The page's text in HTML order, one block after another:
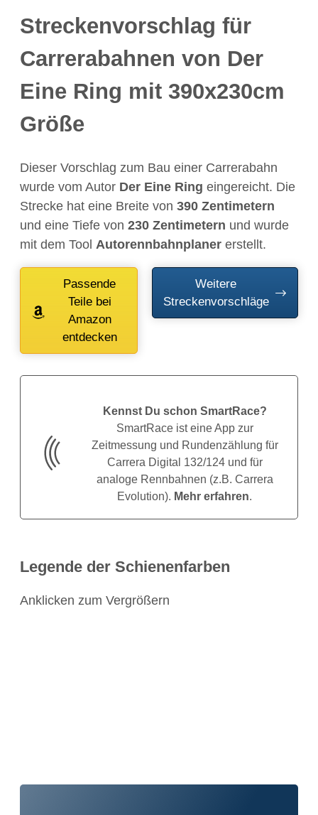
Streckenvorschlag für
Carrerabahnen von Der
Eine Ring mit 390x230cm
Größe
Dieser Vorschlag zum Bau einer Carrerabahn
wurde vom Autor Der Eine Ring eingereicht. Die
Strecke hat eine Breite von 390 Zentimetern
und eine Tiefe von 230 Zentimetern und wurde
mit dem Tool Autorennbahnplaner erstellt.
Passende
Teile bei
Amazon
entdecken
Weitere
Streckenvorschläge
Kennst Du schon SmartRace?
SmartRace ist eine App zur
Zeitmessung und Rundenzählung für
Carrera Digital 132/124 und für
analoge Rennbahnen (z.B. Carrera
Evolution). Mehr erfahren.
Legende der Schienenfarben
Anklicken zum Vergrößern